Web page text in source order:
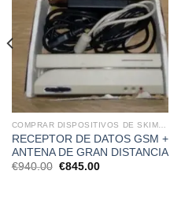
COMPRAR DISPOSITIVOS DE SKIMMING
RECEPTOR DE DATOS GSM +
ANTENA DE GRAN DISTANCIA
€940.00 Original
€845.00Current